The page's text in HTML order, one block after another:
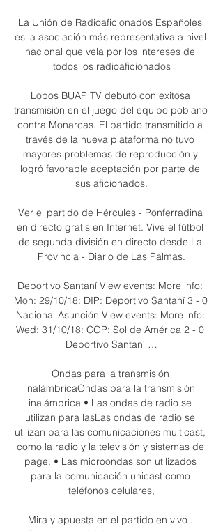
La Unión de Radioaficionados Españoles
es la asociación más representativa a nivel
nacional que vela por los intereses de
todos los radioaficionados
Lobos BUAP TV debutó con exitosa
transmisión en el juego del equipo poblano
contra Monarcas. El partido transmitido a
través de la nueva plataforma no tuvo
mayores problemas de reproducción y
logró favorable aceptación por parte de
sus aficionados.
Ver el partido de Hércules - Ponferradina
en directo gratis en Internet. Vive el fútbol
de segunda división en directo desde La
Provincia - Diario de Las Palmas.
Deportivo Santaní View events: More info:
Mon: 29/10/18: DIP: Deportivo Santaní 3 - 0
Nacional Asunción View events: More info:
Wed: 31/10/18: COP: Sol de América 2 - 0
Deportivo Santaní …
Ondas para la transmisión
inalámbricaOndas para la transmisión
inalámbrica • Las ondas de radio se
utilizan para lasLas ondas de radio se
utilizan para las comunicaciones multicast,
como la radio y la televisión y sistemas de
page. • Las microondas son utilizados
para la comunicación unicast como
teléfonos celulares,
Mira y apuesta en el partido en vivo .